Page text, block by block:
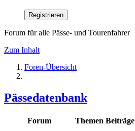
Registrieren
Forum für alle Pässe- und Tourenfahrer
Zum Inhalt
Foren-Übersicht
Pässedatenbank
Forum Themen Beiträge